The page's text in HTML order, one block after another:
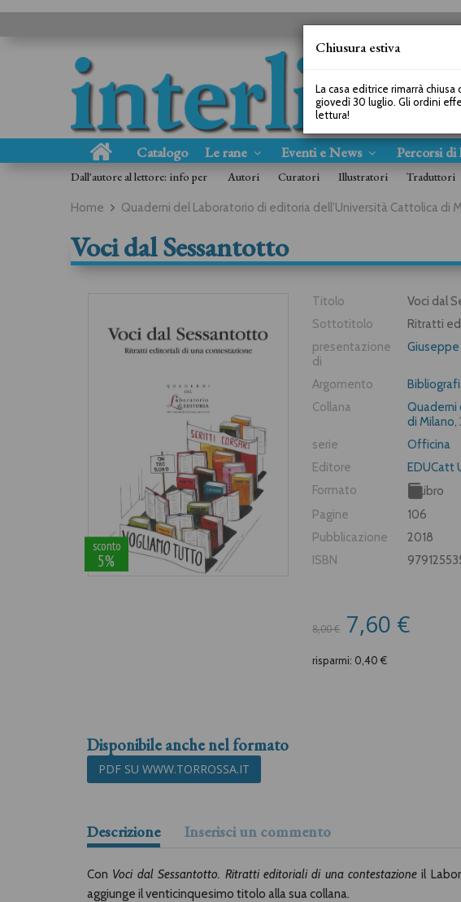
Catalogo Le rane Eventi e News Percorsi di
Dall'autore al lettore: info per Autori Curatori Illustratori Traduttori
Home Quaderni del Laboratorio di editoria dell'Università Cattolica di
Voci dal Sessantotto
sconto
5%
Titolo
Voci dal
Sottotitolo
Ritratti
presentazione
di
Argomento
Collana
Quaderni
di Milano,
serie
Officina
Editore
EDUCatt
Formato
Libro
Pagine
106
Pubblicazione
2018
ISBN
8,00 € 7,60 €
risparmi: 0,40 €
Disponibile anche nel formato
PDF SU WWW.TORROSSA.IT
Descrizione Inserisci un commento
Con Voci dal Sessantotto. Ritratti editoriali di una contestazione il
aggiunge il venticinquesimo titolo alla sua collana.
Chiusura estiva
La casa editrice rimarrà
giovedì 30 luglio. Gli ordini
lettura!